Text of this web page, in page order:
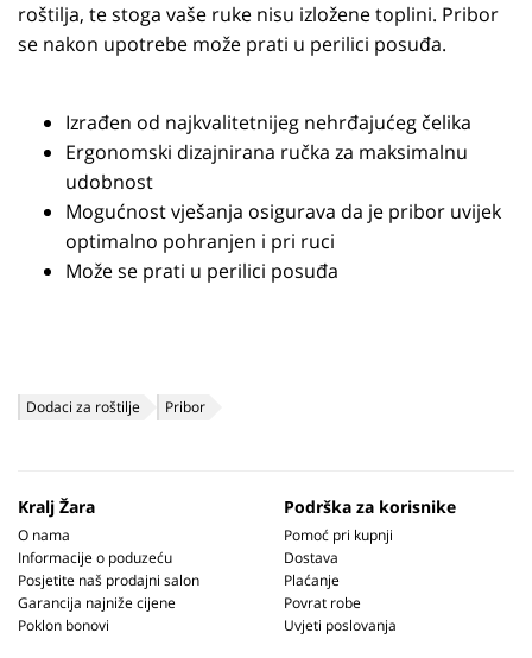
roštilja, te stoga vaše ruke nisu izložene toplini. Pribor
se nakon upotrebe može prati u perilici posuđa.
Izrađen od najkvalitetnijeg nehrđajućeg čelika
Ergonomski dizajnirana ručka za maksimalnu
udobnost
Mogućnost vješanja osigurava da je pribor uvijek
optimalno pohranjen i pri ruci
Može se prati u perilici posuđa
Dodaci za roštilje Pribor
Kralj Žara
O nama
Informacije o poduzeću
Posjetite naš prodajni salon
Garancija najniže cijene
Poklon bonovi
Podrška za korisnike
Pomoć pri kupnji
Dostava
Plaćanje
Povrat robe
Uvjeti poslovanja